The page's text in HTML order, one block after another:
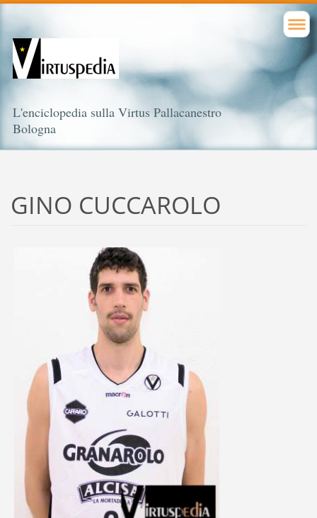
L'enciclopedia sulla Virtus Pallacanestro
Bologna
GINO CUCCAROLO